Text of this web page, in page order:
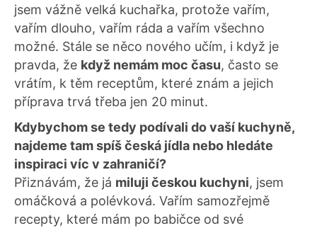
jsem vážně velká kuchařka, protože vařím,
vařím dlouho, vařím ráda a vařím všechno
možné. Stále se něco nového učím, i když je
pravda, že když nemám moc času, často se
vrátím, k těm receptům, které znám a jejich
příprava trvá třeba jen 20 minut.
Kdybychom se tedy podívali do vaší kuchyně,
najdeme tam spíš česká jídla nebo hledáte
inspiraci víc v zahraničí?
Přiznávám, že já miluji českou kuchyni, jsem
omáčková a polévková. Vařím samozřejmě
recepty, které mám po babičce od své